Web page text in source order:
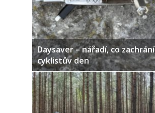
Daysaver – nářadí, co zachrání
cyklistův den